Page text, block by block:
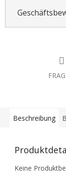
Beschreibung
Keine